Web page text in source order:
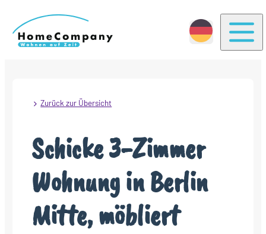
Zurück zur Übersicht
Schicke 3-Zimmer
Wohnung in Berlin
Mitte, möbliert